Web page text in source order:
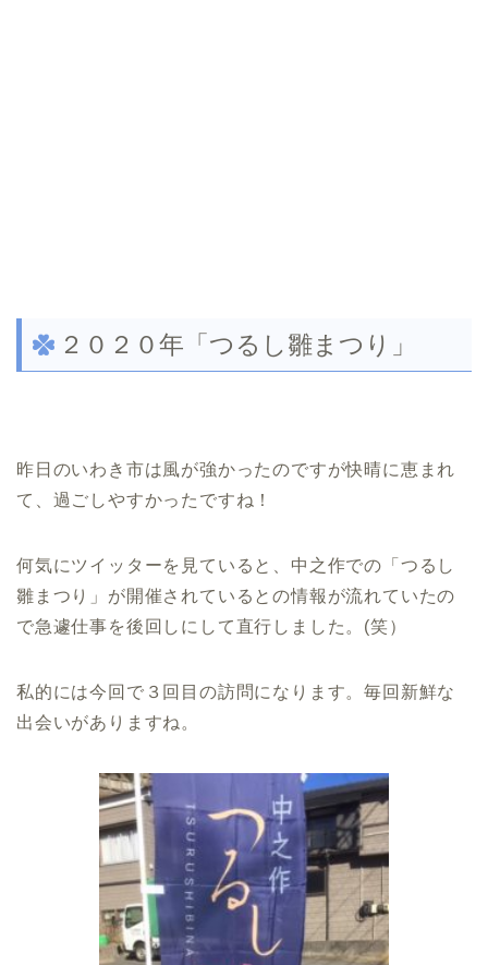
２０２０年「つるし雛まつり」
昨日のいわき市は風が強かったのですが快晴に恵まれ
て、過ごしやすかったですね！
何気にツイッターを見ていると、中之作での「つるし
雛まつり」が開催されているとの情報が流れていたの
で急遽仕事を後回しにして直行しました。(笑）
私的には今回で３回目の訪問になります。毎回新鮮な
出会いがありますね。